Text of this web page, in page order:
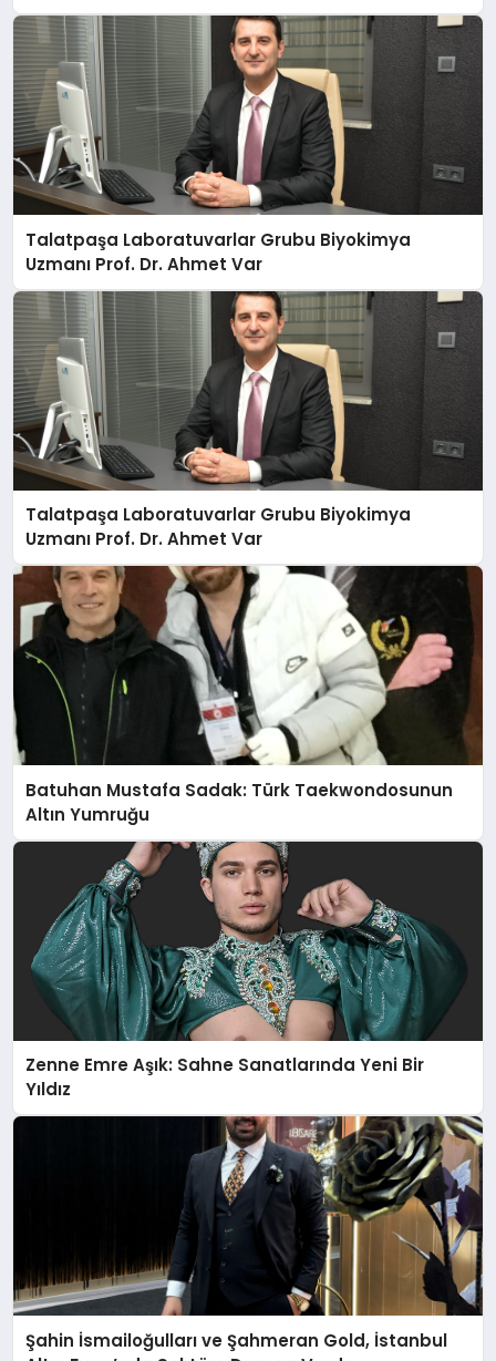
Anlatıyor
Talatpaşa Laboratuvarlar Grubu Biyokimya
Uzmanı Prof. Dr. Ahmet Var
Talatpaşa Laboratuvarlar Grubu Biyokimya
Uzmanı Prof. Dr. Ahmet Var
Batuhan Mustafa Sadak: Türk Taekwondosunun
Altın Yumruğu
Zenne Emre Aşık: Sahne Sanatlarında Yeni Bir
Yıldız
Şahin İsmailoğulları ve Şahmeran Gold, İstanbul